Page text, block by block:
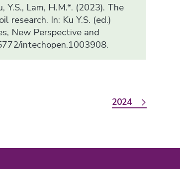
Y.S., Lam, H.M.*. (2023). The
research. In: Ku Y.S. (ed.)
New Perspective and
intechopen.1003908.
2024